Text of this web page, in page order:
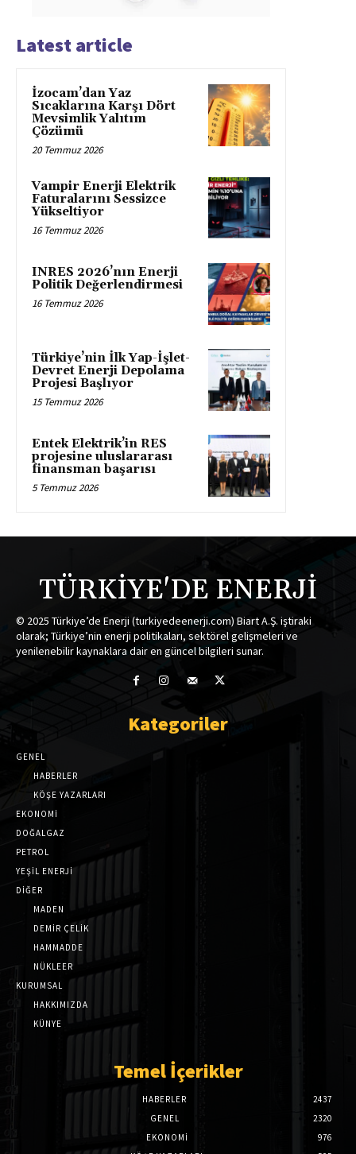
Latest article
İzocam’dan Yaz
Sıcaklarına Karşı Dört
Mevsimlik Yalıtım
Çözümü
20 Temmuz 2026
Vampir Enerji Elektrik
Faturalarını Sessizce
Yükseltiyor
16 Temmuz 2026
INRES 2026’nın Enerji
Politik Değerlendirmesi
16 Temmuz 2026
Türkiye’nin İlk Yap-İşlet-
Devret Enerji Depolama
Projesi Başlıyor
15 Temmuz 2026
Entek Elektrik’in RES
projesine uluslararası
finansman başarısı
5 Temmuz 2026
TÜRKİYE'DE ENERJİ
© 2025 Türkiye’de Enerji (turkiyedeenerji.com) Biart A.Ş. iştiraki
olarak; Türkiye’nin enerji politikaları, sektörel gelişmeleri ve
yenilenebilir kaynaklara dair en güncel bilgileri sunar.
Kategoriler
GENEL
HABERLER
KÖŞE YAZARLARI
EKONOMİ
DOĞALGAZ
PETROL
YEŞİL ENERJİ
DİĞER
MADEN
DEMİR ÇELİK
HAMMADDE
NÜKLEER
KURUMSAL
HAKKIMIZDA
KÜNYE
Temel İçerikler
HABERLER
2437
GENEL
2320
EKONOMI
976